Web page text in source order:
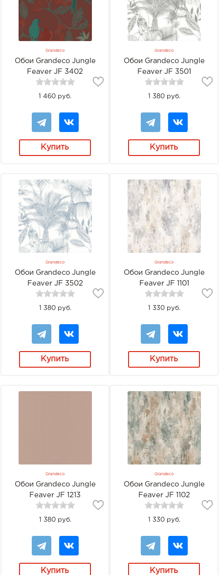
Grandeco
Обои Grandeco Jungle
Feaver JF 3402
1 460 руб.
Купить
Grandeco
Обои Grandeco Jungle
Feaver JF 3501
1 380 руб.
Купить
Grandeco
Обои Grandeco Jungle
Feaver JF 3502
1 380 руб.
Купить
Grandeco
Обои Grandeco Jungle
Feaver JF 1101
1 330 руб.
Купить
Grandeco
Обои Grandeco Jungle
Feaver JF 1213
1 380 руб.
Купить
Grandeco
Обои Grandeco Jungle
Feaver JF 1102
1 330 руб.
Купить